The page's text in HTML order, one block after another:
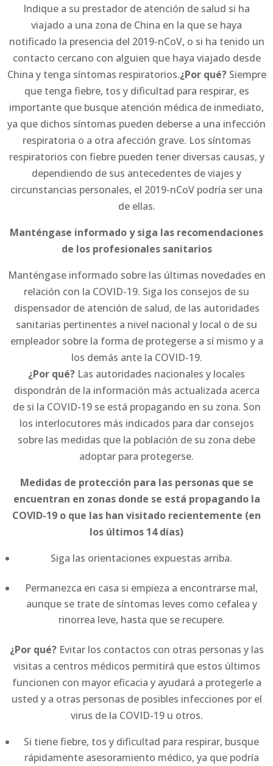
Indique a su prestador de atención de salud si ha
viajado a una zona de China en la que se haya
notificado la presencia del 2019-nCoV, o si ha tenido un
contacto cercano con alguien que haya viajado desde
China y tenga síntomas respiratorios.¿Por qué?Siempre
que tenga fiebre, tos y dificultad para respirar, es
importante que busque atención médica de inmediato,
ya que dichos síntomas pueden deberse a una infección
respiratoria o a otra afección grave. Los síntomas
respiratorios con fiebre pueden tener diversas causas, y
dependiendo de sus antecedentes de viajes y
circunstancias personales, el 2019-nCoV podría ser una
de ellas.
Manténgase informado y siga las recomendaciones
de los profesionales sanitarios
Manténgase informado sobre las últimas novedades en
relación con la COVID-19. Siga los consejos de su
dispensador de atención de salud, de las autoridades
sanitarias pertinentes a nivel nacional y local o de su
empleador sobre la forma de protegerse a sí mismo y a
los demás ante la COVID-19.
¿Por qué? Las autoridades nacionales y locales
dispondrán de la información más actualizada acerca
de si la COVID-19 se está propagando en su zona. Son
los interlocutores más indicados para dar consejos
sobre las medidas que la población de su zona debe
adoptar para protegerse.
Medidas de protección para las personas que se
encuentran en zonas donde se está propagando la
COVID-19 o que las han visitado recientemente (en
los últimos 14 días)
Siga las orientaciones expuestas arriba.
Permanezca en casa si empieza a encontrarse mal,
aunque se trate de síntomas leves como cefalea y
rinorrea leve, hasta que se recupere.
¿Por qué?Evitar los contactos con otras personas y las
visitas a centros médicos permitirá que estos últimos
funcionen con mayor eficacia y ayudará a protegerle a
usted y a otras personas de posibles infecciones por el
virus de la COVID-19 u otros.
Si tiene fiebre, tos y dificultad para respirar, busque
rápidamente asesoramiento médico, ya que podría